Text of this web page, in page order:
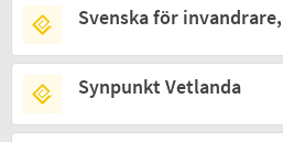
Svenska för
Synpunkt Vetlanda